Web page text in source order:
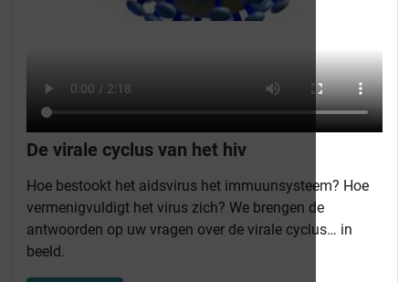
De virale cyclus van het hiv
Hoe bestookt het aidsvirus het immuunsysteem? Hoe
vermenigvuldigt het virus zich? We brengen de
antwoorden op uw vragen over de virale cyclus… in
beeld.